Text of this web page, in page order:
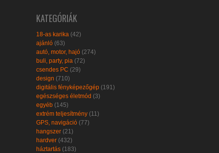
KATEGÓRIÁK
18-as karika (42)
ajánló (63)
autó, motor, hajó (274)
buli, party, pia (72)
csendes PC (29)
design (710)
digitális fényképezőgép (191)
egészséges életmód (3)
egyéb (145)
extrém teljesítmény (11)
GPS, navigáció (77)
hangszer (21)
hardver (432)
háztartás (183)